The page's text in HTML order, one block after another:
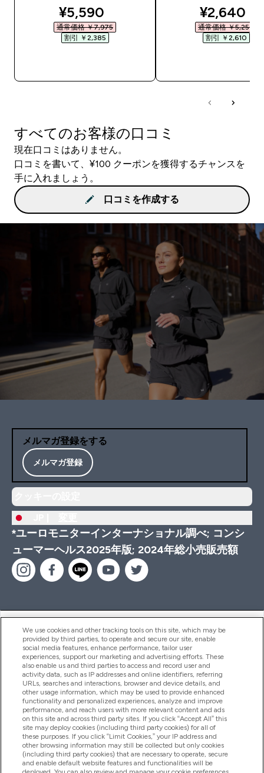
discounted price
¥5,590‎
通常価格 ￥7,975‎
割引 ￥2,385‎
¥2,640‎
通常価格 ￥5,250‎
割引 ￥2,610‎
すべてのお客様の口コミ
現在口コミはありません。
口コミを書いて、¥100 クーポンを獲得するチャンスを
手に入れましょう。
口コミを作成する
メルマガ登録をする
メルマガ登録
*ユーロモニターインターナショナル調べ; コンシ
ューマーヘルス2025年版; 2024年総小売販売額
ヘルプ＆ガイド
商品について
会社概要
特典＆ポイント
We use cookies and other tracking tools on this site, which may be
provided by third parties, to operate and secure our site, enable
social media features, enhance performance, tailor user
experiences, support our marketing and advertising efforts. These
also enable us and third parties to access and record user and
activity data, such as IP addresses and online identifiers, referring
URLs, searches and interactions, browser and device details, and
other usage information, which may be used to provide enhanced
functionality and personalized experiences, analyze and improve
performance, and reach users with more relevant content and ads
on this site and across third party sites. If you click “Accept All” this
site may deploy cookies (including third party cookies) for all of
these purposes. If you click “Limit Cookies,” your IP address and
other browsing information may still be collected but only cookies
(including third party cookies) that are necessary to operate, secure
and enable default website features and functionalities will be